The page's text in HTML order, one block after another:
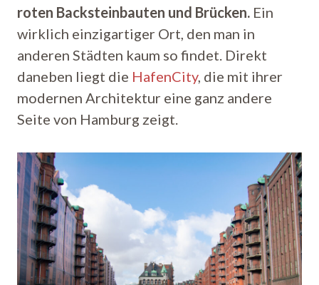
roten Backsteinbauten und Brücken. Ein
wirklich einzigartiger Ort, den man in
anderen Städten kaum so findet. Direkt
daneben liegt die HafenCity, die mit ihrer
modernen Architektur eine ganz andere
Seite von Hamburg zeigt.